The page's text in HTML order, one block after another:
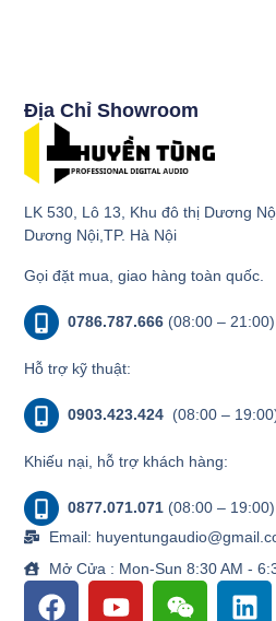
Địa Chỉ Showroom
LK 530, Lô 13, Khu đô thị Dương
Dương Nội,TP. Hà Nội
Gọi đặt mua, giao hàng toàn quốc.
0786.787.666 (08:00 – 21:00)
Hỗ trợ kỹ thuật:
0903.423.424 (08:00 –
Khiếu nại, hỗ trợ khách hàng:
0877.071.071 (08:00 – 19:00)
Email:
Mở Cửa : Mon-Sun 8:30 AM -